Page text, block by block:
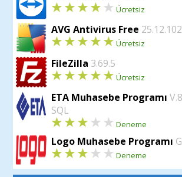
Ücretsiz
AVG Antivirus Free
Ücretsiz
FileZilla 3.69.5
Ücretsiz
ETA Muhasebe Programı
SQL
Deneme
Logo Muhasebe Programı
Deneme